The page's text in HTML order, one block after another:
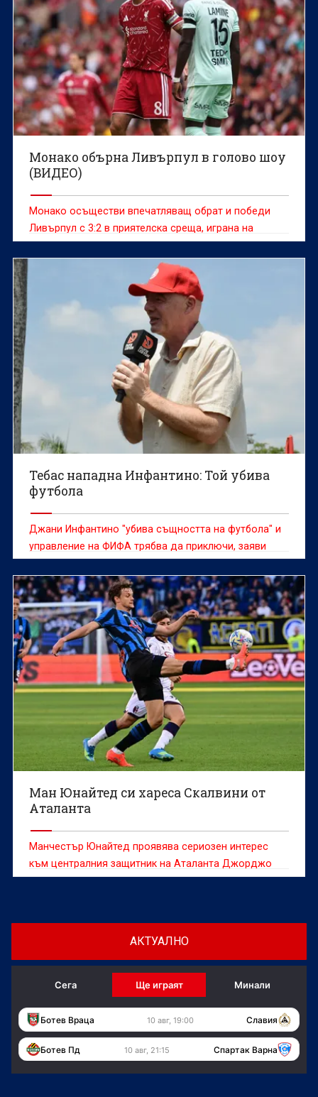
Монако обърна Ливърпул в голово шоу
(ВИДЕО)
Монако осъществи впечатляващ обрат и победи
Ливърпул с 3:2 в приятелска среща, играна на
легендарния стадион „Анфийлд“
Тебас нападна Инфантино: Той убива
футбола
Джани Инфантино "убива същността на футбола" и
управление на ФИФА трябва да приключи, заяви
ръководителят на испанската ЛаЛига Хавиер Тебас,
цитиран от ДПА
Ман Юнайтед си хареса Скалвини от
Аталанта
Манчестър Юнайтед проявява сериозен интерес
към централния защитник на Аталанта Джорджо
Скалвини, който е сред основните варианти за
АКТУАЛНО
Сега Ще играят Минали
Ботев Враца 10 авг, 19:00 Славия
Ботев Пд 10 авг, 21:15 Спартак Варна